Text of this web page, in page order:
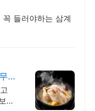
들러야하는 삼계
세